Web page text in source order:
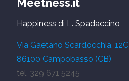
Happiness di L. Spadaccino
Via Gaetano Scardocchia, 12C
86100 Campobasso (CB)
tel. 329 671 5245